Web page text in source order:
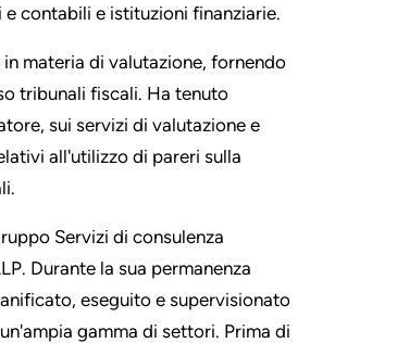
contabili e istituzioni finanziarie.
materia di valutazione, fornendo
tribunali fiscali. Ha tenuto
sui servizi di valutazione e
all'utilizzo di pareri sulla
Servizi di consulenza
Durante la sua permanenza
eseguito e supervisionato
gamma di settori. Prima di